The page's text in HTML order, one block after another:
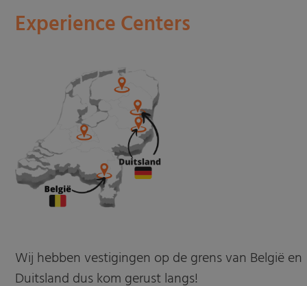
Experience Centers
Wij hebben vestigingen op de grens van België en
Duitsland dus kom gerust langs!